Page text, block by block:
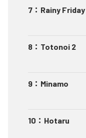
7 ： Rainy Friday
8 ： Totonoi 2
9 ： Minamo
10 ： Hotaru